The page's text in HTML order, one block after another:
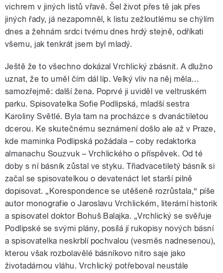
vichrem v jiných listů vřavě. Šel život přes tě jak přes
jiných řady, já nezapomněl, k listu zežloutlému se chýlím
dnes a žehnám srdci tvému dnes hrdý stejně, odříkati
všemu, jak tenkrát jsem byl mladý.
Ještě že to všechno dokázal Vrchlický zbásnit. A dlužno
uznat, že to uměl čím dál líp. Velký vliv na něj měla…
samozřejmě: další žena. Poprvé ji uviděl ve veltruském
parku. Spisovatelka Sofie Podlipská, mladší sestra
Karoliny Světlé. Byla tam na procházce s dvanáctiletou
dcerou. Ke skutečnému seznámení došlo ale až v Praze,
kde maminka Podlipská požádala – coby redaktorka
almanachu Souzvuk – Vrchlického o příspěvek. Od té
doby s ní básník zůstal ve styku. Třiadvacetiletý básník si
začal se spisovatelkou o devatenáct let starší pilně
dopisovat. „Korespondence se utěšeně rozrůstala,“ píše
autor monografie o Jaroslavu Vrchlickém, literární historik
a spisovatel doktor Bohuš Balajka. „Vrchlický se svěřuje
Podlipské se svými plány, posílá jí rukopisy nových básní
a spisovatelka neskrblí pochvalou (vesměs nadnesenou),
kterou však rozbolavělé básníkovo nitro saje jako
životadárnou vláhu. Vrchlický potřeboval neustále